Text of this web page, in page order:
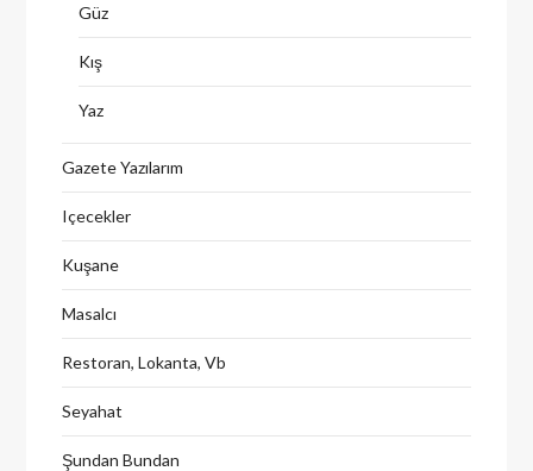
Güz
Kış
Yaz
Gazete Yazılarım
Içecekler
Kuşane
Masalcı
Restoran, Lokanta, Vb
Seyahat
Şundan Bundan